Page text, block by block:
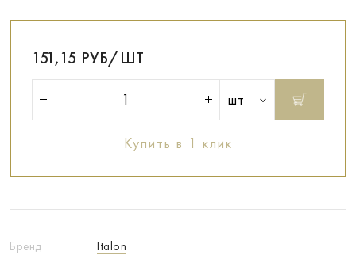
Бренд
Italon
151,15 РУБ/ШТ
шт
Купить в 1 клик